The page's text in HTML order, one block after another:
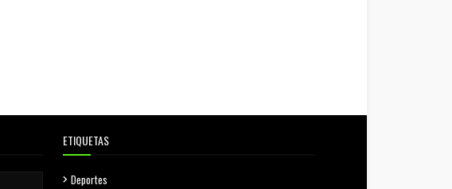
ETIQUETAS
Deportes